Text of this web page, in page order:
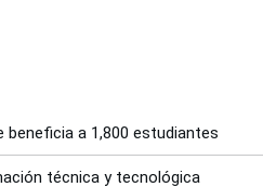
beneficia a 1,800 estudiantes
técnica y tecnológica